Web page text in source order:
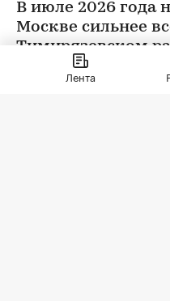
В июле 2026 года
Москве сильнее
Тимирязевском
появлением в
проекта бизнес-
Лента